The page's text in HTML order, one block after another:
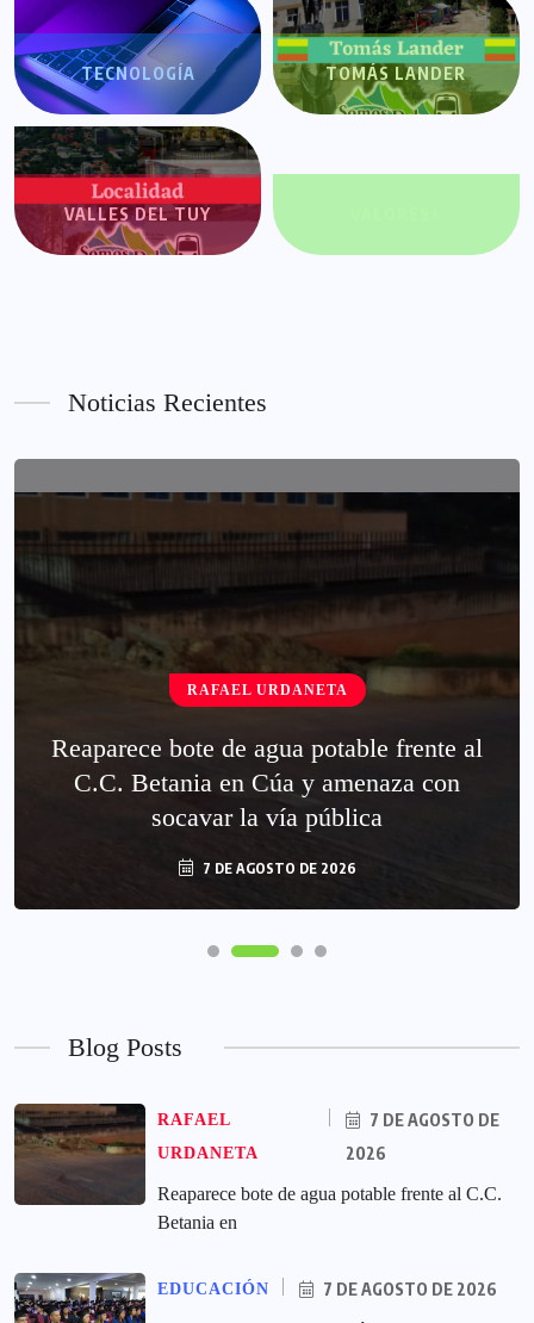
TECNOLOGÍA TOMÁS LANDER
VALLES DEL TUY
Noticias Recientes
RAFAEL URDANETA
Reaparece bote de agua potable frente al
C.C. Betania en Cúa y amenaza con
socavar la vía pública
7 DE AGOSTO DE 2026
Blog Posts
RAFAEL
URDANETA
7 DE AGOSTO DE
2026
Reaparece bote de agua potable frente al C.C.
Betania en
EDUCACIÓN
7 DE AGOSTO DE 2026